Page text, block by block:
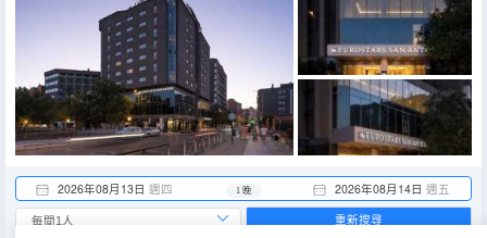
2026年08月13日 週四 2026年08月14日 週五
1 晚
重新搜尋